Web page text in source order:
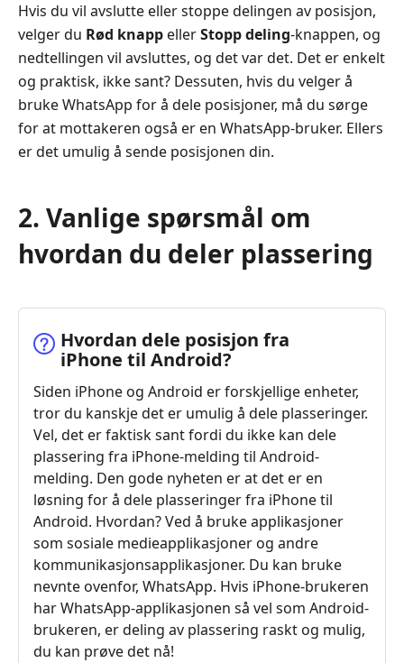
Hvis du vil avslutte eller stoppe delingen av posisjon,
velger du Rød knapp ellerStopp deling-knappen, og
nedtellingen vil avsluttes, og det var det. Det er enkelt
og praktisk, ikke sant? Dessuten, hvis du velger å
bruke WhatsApp for å dele posisjoner, må du sørge
for at mottakeren også er en WhatsApp-bruker. Ellers
er det umulig å sende posisjonen din.
2. Vanlige spørsmål om
hvordan du deler plassering
Hvordan dele posisjon fra
iPhone til Android?
Siden iPhone og Android er forskjellige enheter,
tror du kanskje det er umulig å dele plasseringer.
Vel, det er faktisk sant fordi du ikke kan dele
plassering fra iPhone-melding til Android-
melding. Den gode nyheten er at det er en
løsning for å dele plasseringer fra iPhone til
Android. Hvordan? Ved å bruke applikasjoner
som sosiale medieapplikasjoner og andre
kommunikasjonsapplikasjoner. Du kan bruke
nevnte ovenfor, WhatsApp. Hvis iPhone-brukeren
har WhatsApp-applikasjonen så vel som Android-
brukeren, er deling av plassering raskt og mulig,
du kan prøve det nå!